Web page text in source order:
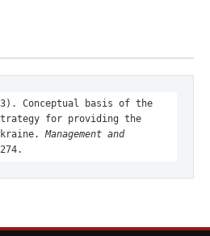
Conceptual basis of the
for providing the
Management and